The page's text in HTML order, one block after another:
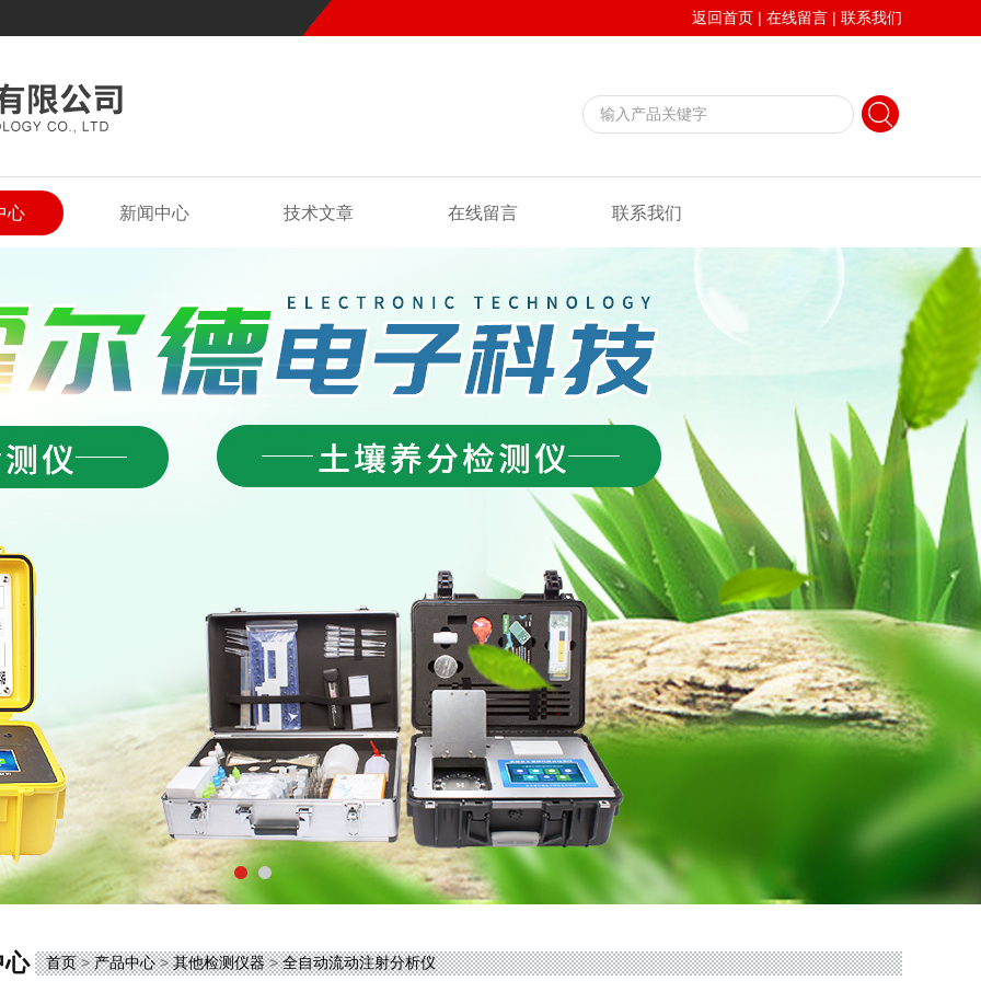
返回首页 | 在线留言 | 联系我们
心 新闻中心 技术文章 在线留言 联系我们
心 首页>产品中心>其他检测仪器>全自动流动注射分析仪